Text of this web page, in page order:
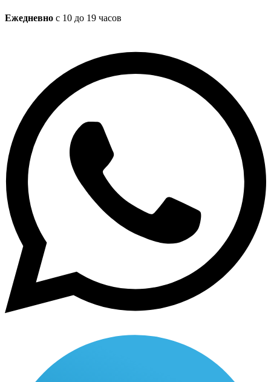
Ежедневно с 10 до 19 часов